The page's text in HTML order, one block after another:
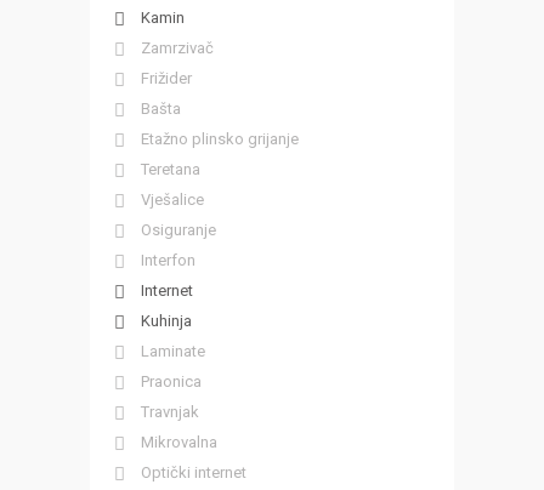
Kamin
Zamrzivač
Frižider
Bašta
Etažno plinsko grijanje
Teretana
Vješalice
Osiguranje
Interfon
Internet
Kuhinja
Laminate
Praonica
Travnjak
Mikrovalna
Optički internet